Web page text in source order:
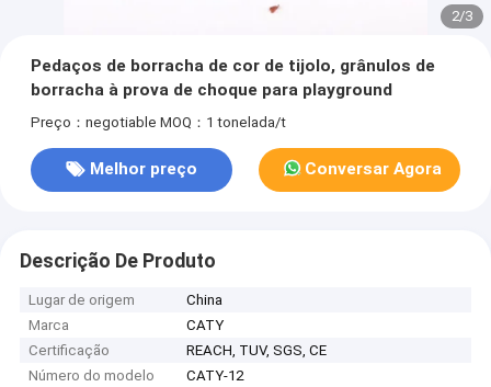
2/3
Pedaços de borracha de cor de tijolo, grânulos de
borracha à prova de choque para playground
Preço：negotiable MOQ：1 tonelada/t
Melhor preço Conversar Agora
Descrição De Produto
Lugar de origem
China
Marca
CATY
Certificação
REACH, TUV, SGS, CE
Número do modelo
CATY-12